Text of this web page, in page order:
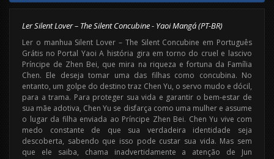
Ler Silent Lover – The Silent Concubine - Yaoi Mangá (PT-BR)
Ler o manhua Silent Lover – The Silent Concubine em Português
Grátis no Portal Yaoi A história gira em torno do cruel e lascivo
Príncipe de Zhen Bei, que mira na riqueza e fortuna da Família
Chen. Ele deseja tomar uma das filhas como concubina. No
entanto, um golpe do destino traz Chen Yu, o servo mudo e dócil,
para a trama. Para proteger sua vida e garantir o bem-estar de
sua mãe adotiva, Chen Yu se disfarça como uma mulher e assume
o lugar da filha enviada ao Príncipe Zhen Bei. Chen Yu vive com
medo constante de que sua verdadeira identidade seja
descoberta, sabendo que isso pode custar sua vida. Mas sem
que ele saiba, chama inadvertidamente a atenção de Jun